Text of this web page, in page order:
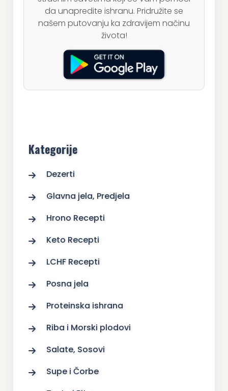
da unapredite ishranu. Pridružite se
našem putovanju ka zdravijem načinu
života!
Kategorije
Dezerti
Glavna jela, Predjela
Hrono Recepti
Keto Recepti
LCHF Recepti
Posna jela
Proteinska ishrana
Riba i Morski plodovi
Salate, Sosovi
Supe i Čorbe